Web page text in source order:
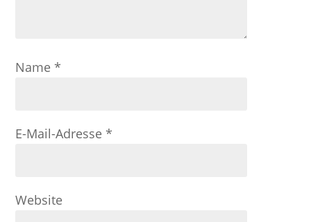
Name *
E-Mail-Adresse *
Website